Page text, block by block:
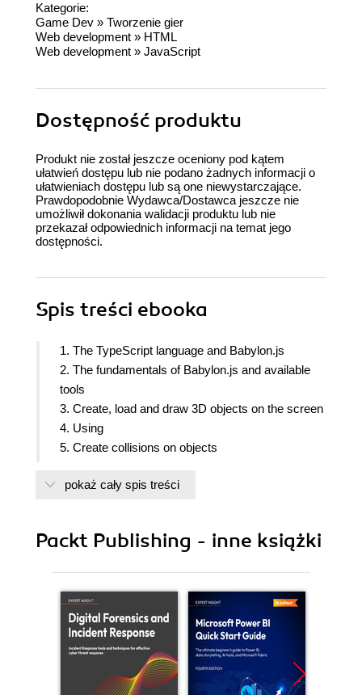
Kategorie:
Game Dev » Tworzenie gier
Web development » HTML
Web development » JavaScript
Dostępność produktu
Produkt nie został jeszcze oceniony pod kątem
ułatwień dostępu lub nie podano żadnych informacji o
ułatwieniach dostępu lub są one niewystarczające.
Prawdopodobnie Wydawca/Dostawca jeszcze nie
umożliwił dokonania walidacji produktu lub nie
przekazał odpowiednich informacji na temat jego
dostępności.
Spis treści ebooka
1. The TypeScript language and Babylon.js
2. The fundamentals of Babylon.js and available
tools
3. Create, load and draw 3D objects on the screen
4. Using
5. Create collisions on objects
7. Defining actions on objects
9. Our first game:Our first game : Create a training
pokaż cały spis treści
Packt Publishing - inne książki